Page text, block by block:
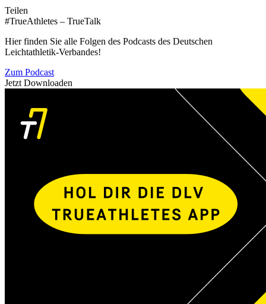
Teilen
#TrueAthletes – TrueTalk
Hier finden Sie alle Folgen des Podcasts des Deutschen
Leichtathletik-Verbandes!
Zum Podcast
Jetzt Downloaden